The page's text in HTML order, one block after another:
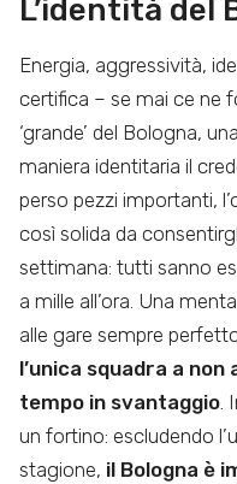
L’identità del
Energia, aggressività,
certifica – se mai ce ne
‘grande’ del Bologna,
maniera identitaria il
perso pezzi importanti,
così solida da
settimana: tutti sanno
a mille all’ora. Una
alle gare sempre
l’unica squadra a
tempo in svantaggio.
un fortino: escludendo
stagione, il Bologna è